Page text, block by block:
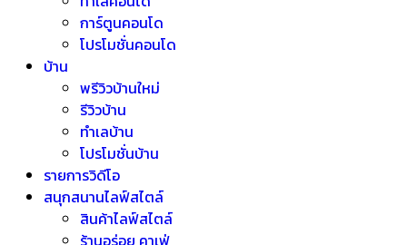
การ์ตูนคอนโด
โปรโมชั่นคอนโด
บ้าน
พรีวิวบ้านใหม่
รีวิวบ้าน
ทำเลบ้าน
โปรโมชั่นบ้าน
รายการวิดีโอ
สนุกสนานไลฟ์สไตล์
สินค้าไลฟ์สไตล์
ร้านอร่อย คาเฟ่